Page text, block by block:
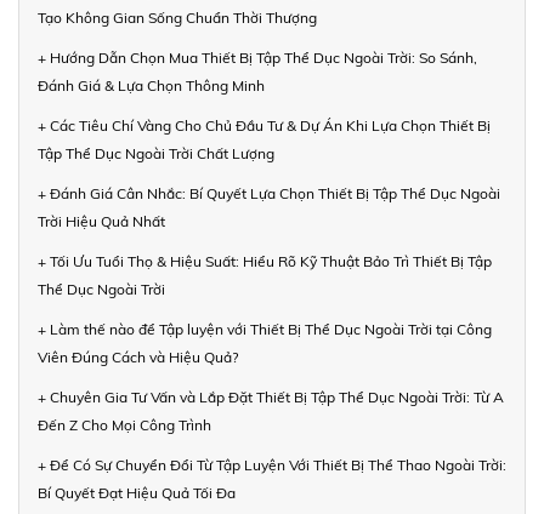
Tạo Không Gian Sống Chuẩn Thời Thượng
+ Hướng Dẫn Chọn Mua Thiết Bị Tập Thể Dục Ngoài Trời: So Sánh,
Đánh Giá & Lựa Chọn Thông Minh
+ Các Tiêu Chí Vàng Cho Chủ Đầu Tư & Dự Án Khi Lựa Chọn Thiết Bị
Tập Thể Dục Ngoài Trời Chất Lượng
+ Đánh Giá Cân Nhắc: Bí Quyết Lựa Chọn Thiết Bị Tập Thể Dục Ngoài
Trời Hiệu Quả Nhất
+ Tối Ưu Tuổi Thọ & Hiệu Suất: Hiểu Rõ Kỹ Thuật Bảo Trì Thiết Bị Tập
Thể Dục Ngoài Trời
+ Làm thế nào để Tập luyện với Thiết Bị Thể Dục Ngoài Trời tại Công
Viên Đúng Cách và Hiệu Quả?
+ Chuyên Gia Tư Vấn và Lắp Đặt Thiết Bị Tập Thể Dục Ngoài Trời: Từ A
Đến Z Cho Mọi Công Trình
+ Để Có Sự Chuyển Đổi Từ Tập Luyện Với Thiết Bị Thể Thao Ngoài Trời:
Bí Quyết Đạt Hiệu Quả Tối Đa